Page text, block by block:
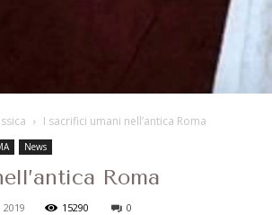
I sacrifici umani nell’antica Roma
News
Roma
15290 0